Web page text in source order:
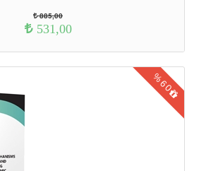
885,00
531,00
%
60